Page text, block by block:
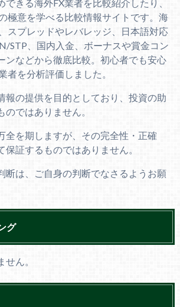
できる海外FX業者を比較紹介したり、
極意を学べる比較情報サイトです。海
スプレッドやレバレッジ、日本語対応
STP、国内入金、ボーナスや賞金コン
ンなどから徹底比較。初心者でも安心
者を分析評価しました。
報の提供を目的としており、投資の助
ではありません。
全を期しますが、その完全性・正確
証するものではありません。
断は、ご自身の判断でなさるようお願
グ
ん。